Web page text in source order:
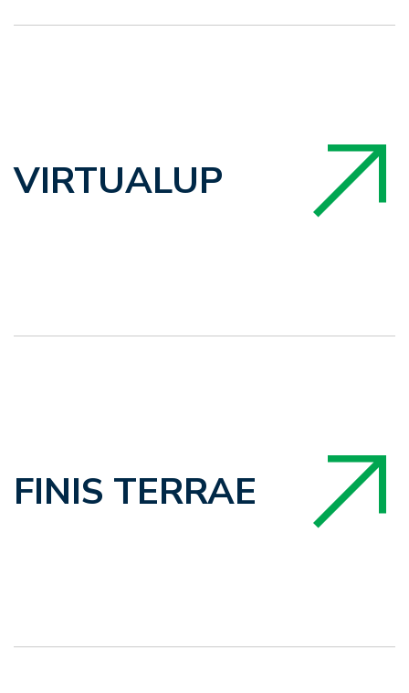
VIRTUALUP
FINIS TERRAE